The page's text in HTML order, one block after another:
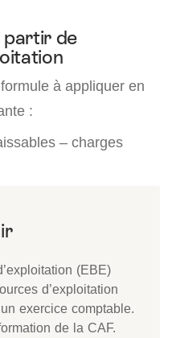
partir de
à appliquer en
:
– charges
(EBE)
d’exploitation
exercice comptable.
de la CAF.